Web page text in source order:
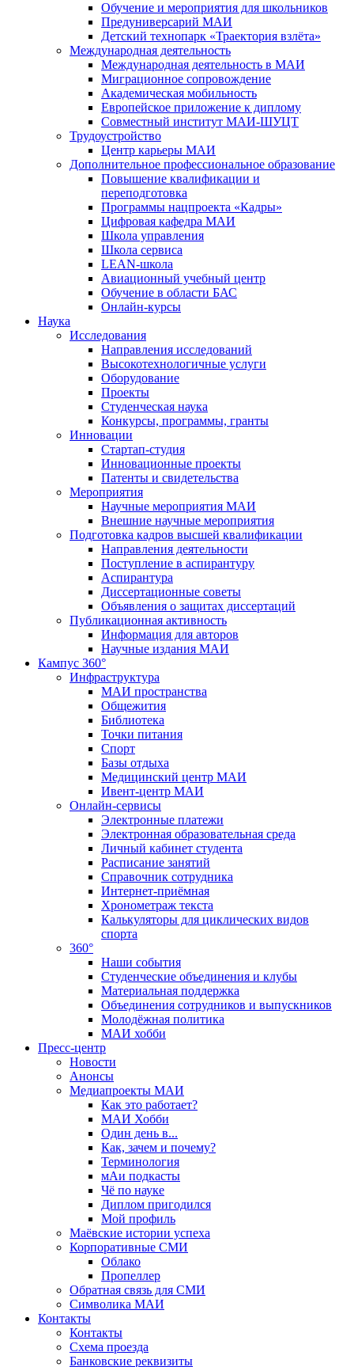
Обучение и мероприятия для школьников
Предуниверсарий МАИ
Детский технопарк «Траектория взлёта»
Международная деятельность
Международная деятельность в МАИ
Миграционное сопровождение
Академическая мобильность
Европейское приложение к диплому
Совместный институт МАИ-ШУЦТ
Трудоустройство
Центр карьеры МАИ
Дополнительное профессиональное образование
Повышение квалификации и
переподготовка
Программы нацпроекта «Кадры»
Цифровая кафедра МАИ
Школа управления
Школа сервиса
LEAN-школа
Авиационный учебный центр
Обучение в области БАС
Онлайн-курсы
Наука
Исследования
Направления исследований
Высокотехнологичные услуги
Оборудование
Проекты
Студенческая наука
Конкурсы, программы, гранты
Инновации
Стартап-студия
Инновационные проекты
Патенты и свидетельства
Мероприятия
Научные мероприятия МАИ
Внешние научные мероприятия
Подготовка кадров высшей квалификации
Направления деятельности
Поступление в аспирантуру
Аспирантура
Диссертационные советы
Объявления о защитах диссертаций
Публикационная активность
Информация для авторов
Научные издания МАИ
Кампус 360°
Инфраструктура
МАИ пространства
Общежития
Библиотека
Точки питания
Спорт
Базы отдыха
Медицинский центр МАИ
Ивент-центр МАИ
Онлайн-сервисы
Электронные платежи
Электронная образовательная среда
Личный кабинет студента
Расписание занятий
Справочник сотрудника
Интернет-приёмная
Хронометраж текста
Калькуляторы для циклических видов
спорта
360°
Наши события
Студенческие объединения и клубы
Материальная поддержка
Объединения сотрудников и выпускников
Молодёжная политика
МАИ хобби
Пресс-центр
Новости
Анонсы
Медиапроекты МАИ
Как это работает?
МАИ Хобби
Один день в...
Как, зачем и почему?
Терминология
мАи подкасты
Чё по науке
Диплом пригодился
Мой профиль
Маёвские истории успеха
Корпоративные СМИ
Облако
Пропеллер
Обратная связь для СМИ
Символика МАИ
Контакты
Контакты
Схема проезда
Банковские реквизиты